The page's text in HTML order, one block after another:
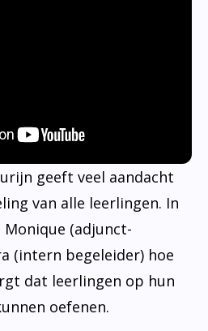
geeft veel aandacht
van alle leerlingen. In
(adjunct-
(intern begeleider) hoe
dat leerlingen op hun
oefenen.